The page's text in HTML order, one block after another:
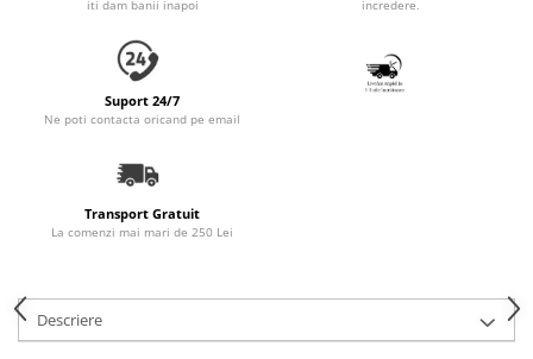
Accesorii Auto & Bicicletă
Accesorii Acasă și Mobilier
Identificare
Dresaj & Sport
iti dam banii inapoi
incredere.
Suport 24/7
Ne poti contacta oricand pe email
Transport Gratuit
La comenzi mai mari de 250 Lei
Descriere